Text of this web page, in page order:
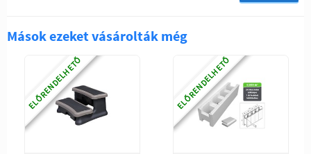
Mások ezeket vásárolták még
ELŐRENDELHETŐ ELŐRENDELHETŐ